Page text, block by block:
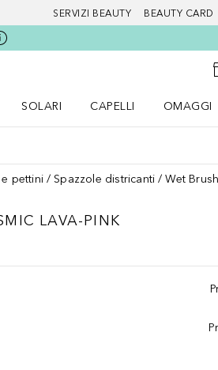
SERVIZI BEAUTY BEAUTY CARD
SOLARI
CAPELLI
OMAGGI
pettini Spazzole districanti Wet
LAVA-PINK